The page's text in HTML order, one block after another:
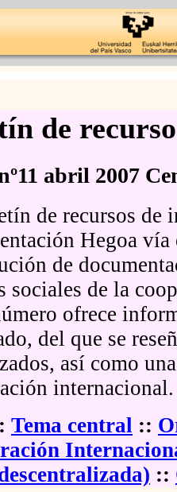
de
abril 2007
de recursos de
Hegoa vía
de
sociales de la
ofrece
del que se
así como
internacional.
Tema central ::
::